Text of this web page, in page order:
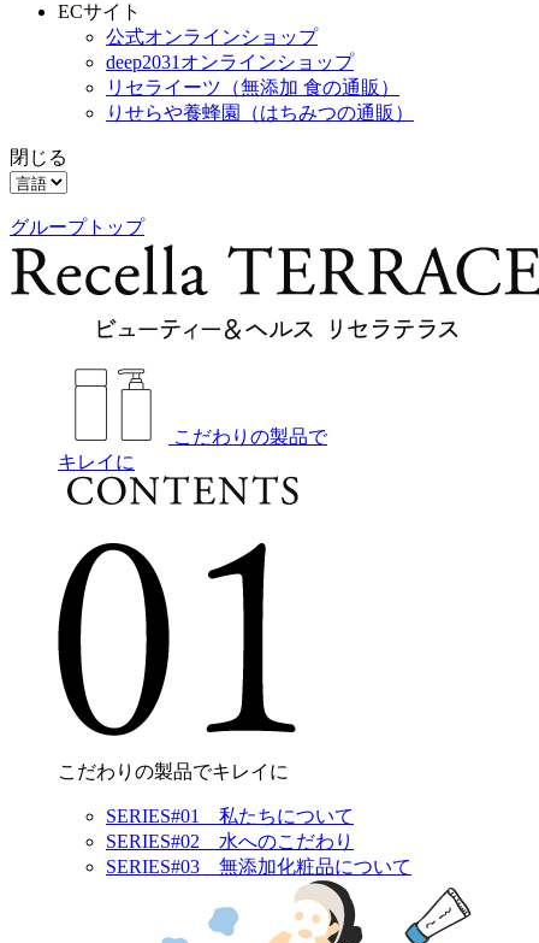
ECサイト
公式オンラインショップ
deep2031オンラインショップ
リセライーツ （無添加 食の通販）
りせらや養蜂園
（はちみつの通販）
閉じる
グループトップ
こだわりの製品で
キレイに
こだわりの製品でキレイに
SERIES#01 私たちについて
SERIES#02 水へのこだわり
SERIES#03 無添加化粧品について